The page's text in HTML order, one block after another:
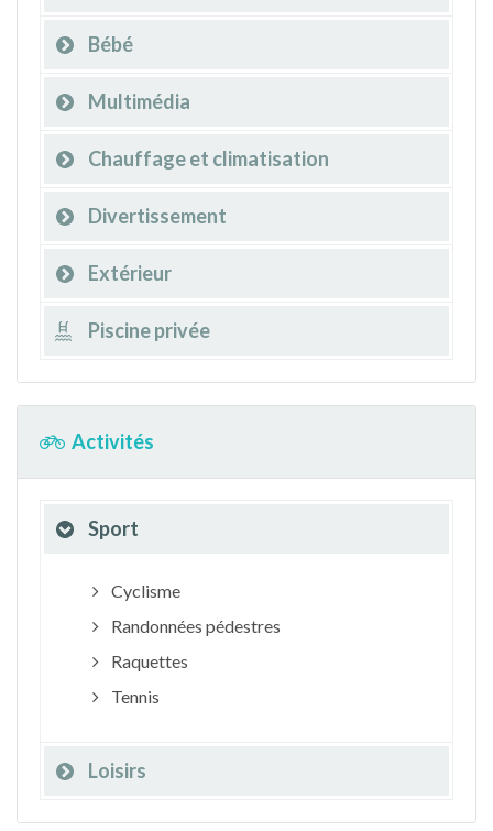
Bébé
Multimédia
Chauffage et climatisation
Divertissement
Extérieur
Piscine privée
Activités
Sport
Cyclisme
Randonnées pédestres
Raquettes
Tennis
Loisirs